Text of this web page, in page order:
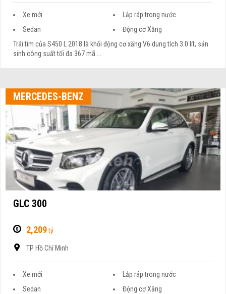
Xe mới
Lắp ráp trong nước
Sedan
Động cơ Xăng
Trái tim của S450 L 2018 là khối động cơ xăng V6 dung tích 3.0 lít, sản
sinh công suất tối đa 367 mã ...
MERCEDES-BENZ
GLC 300
2,209tỷ
TP Hồ Chí Minh
Xe mới
Lắp ráp trong nước
Sedan
Động cơ Xăng